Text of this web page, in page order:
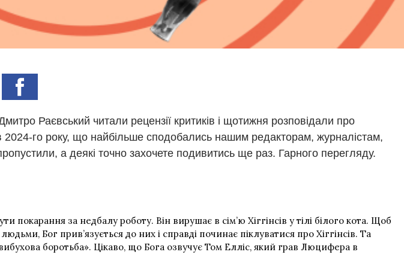
Раєвський читали рецензії критиків і щотижня розповідали про
2024-го року, що найбільше сподобались нашим редакторам, журналістам,
а деякі точно захочете подивитись ще раз. Гарного перегляду.
за недбалу роботу. Він вирушає в сім’ю Хіггінсів у тілі білого кота. Щоб
Бог прив’язується до них і справді починає піклуватися про Хіггінсів. Та
боротьба». Цікаво, що Бога озвучує Том Елліс, який грав Люцифера в